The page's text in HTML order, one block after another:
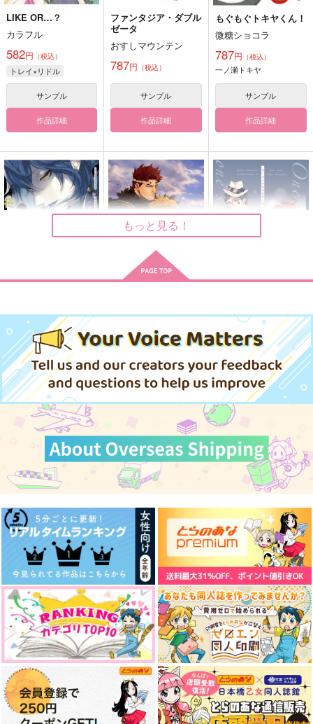
LIKE OR…？
カラフル
582円 （税込）
トレイ×リドル
サンプル
作品詳細
ファンタジア・ダブル
ゼータ
おすしマウンテン
787円 （税込）
サンプル
作品詳細
もぐもぐトキヤくん！
微糖ショコラ
787円 （税込）
一ノ瀬トキヤ
サンプル
作品詳細
め
aice
2,357円 （税込）
アズール・アーシェング
ロット
サンプル
作品詳細
1,257円（税込）
ホークス×エンデヴァー
サンプル
現る
カラフル
629 （税込）
トレイ×リドル
サンプル
SEVEN COLORS
トラスキー
660円（税込）
オールキャラ
サンプル
作品詳細
師弟まつり
ゆとりん
2,515円（税込）
無限
サンプル
作品詳細
黒に解ける
空が青いな
1,257円（税込）
七海SAI×クロム
サンプル
作品詳細
もっと見る！